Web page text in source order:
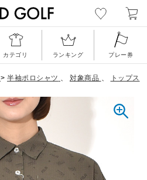
カテゴリ ランキング プレー券
> 半袖ポロシャツ 、 対象商品 、 トップス